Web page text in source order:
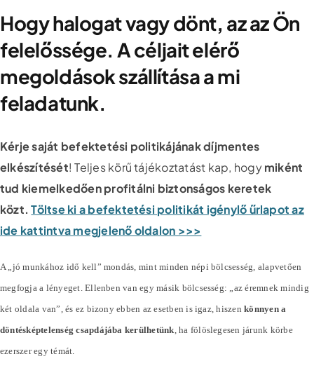
Hogy halogat vagy dönt, az az Ön
felelőssége. A céljait elérő
megoldások szállítása a mi
feladatunk.
Kérje saját befektetési politikájának díjmentes
elkészítését! Teljes körű tájékoztatást kap, hogymiként
tud kiemelkedően profitálni biztonságos keretek
közt. Töltse ki a befektetési politikát igénylő űrlapot az
ide kattintva megjelenő oldalon >>>
A „jó munkához idő kell” mondás, mint minden népi bölcsesség, alapvetően
megfogja a lényeget. Ellenben van egy másik bölcsesség: „az éremnek mindig
két oldala van”, és ez bizony ebben az esetben is igaz, hiszenkönnyen a
döntésképtelenség csapdájába kerülhetünk , ha fölöslegesen járunk körbe
ezerszer egy témát.